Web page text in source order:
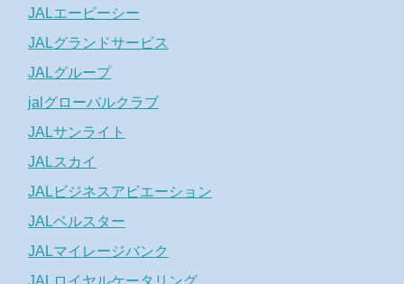
JALエービーシー
JALグランドサービス
JALグループ
jalグローバルクラブ
JALサンライト
JALスカイ
JALビジネスアビエーション
JALベルスター
JALマイレージバンク